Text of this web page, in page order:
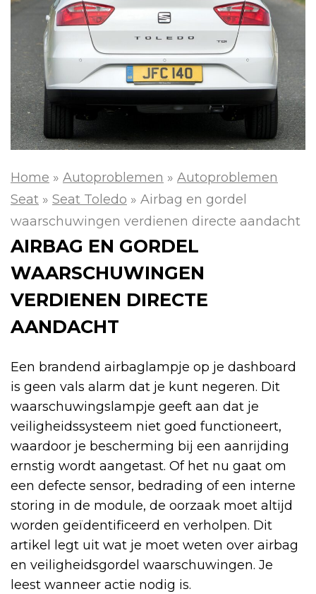
Home » Autoproblemen » Autoproblemen
Seat » Seat Toledo » Airbag en gordel
waarschuwingen verdienen directe aandacht
AIRBAG EN GORDEL
WAARSCHUWINGEN
VERDIENEN DIRECTE
AANDACHT
Een brandend airbaglampje op je dashboard
is geen vals alarm dat je kunt negeren. Dit
waarschuwingslampje geeft aan dat je
veiligheidssysteem niet goed functioneert,
waardoor je bescherming bij een aanrijding
ernstig wordt aangetast. Of het nu gaat om
een defecte sensor, bedrading of een interne
storing in de module, de oorzaak moet altijd
worden geïdentificeerd en verholpen. Dit
artikel legt uit wat je moet weten over airbag
en veiligheidsgordel waarschuwingen. Je
leest wanneer actie nodig is.